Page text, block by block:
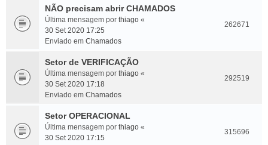
NÃO precisam abrir CHAMADOS
Última mensagem por thiago «
30 Set 2020 17:25
Enviado em Chamados
262671
Setor de VERIFICAÇÃO
Última mensagem por thiago «
30 Set 2020 17:18
Enviado em Chamados
292519
Setor OPERACIONAL
Última mensagem por thiago «
30 Set 2020 17:15
315696